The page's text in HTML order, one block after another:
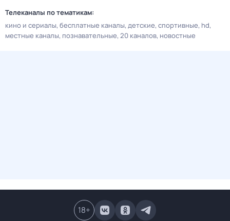
Телеканалы по тематикам:
кино и сериалы бесплатные каналы детские спортивные hd
местные каналы познавательные 20 каналов новостные
18+